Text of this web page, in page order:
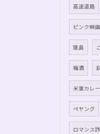
高速道路
ピンク映
猿島
梅酒
米軍カレー
ペヤング
ロマンス